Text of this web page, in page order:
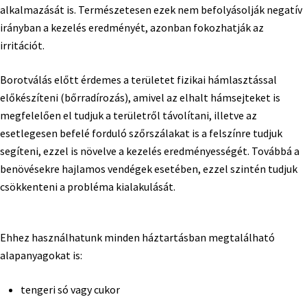
alkalmazását is. Természetesen ezek nem befolyásolják negatív
irányban a kezelés eredményét, azonban fokozhatják az
irritációt.
Borotválás előtt érdemes a területet fizikai hámlasztással
előkészíteni (bőrradírozás), amivel az elhalt hámsejteket is
megfelelően el tudjuk a területről távolítani, illetve az
esetlegesen befelé forduló szőrszálakat is a felszínre tudjuk
segíteni, ezzel is növelve a kezelés eredményességét. Továbbá a
benövésekre hajlamos vendégek esetében, ezzel szintén tudjuk
csökkenteni a probléma kialakulását.
Ehhez használhatunk minden háztartásban megtalálható
alapanyagokat is:
tengeri só vagy cukor